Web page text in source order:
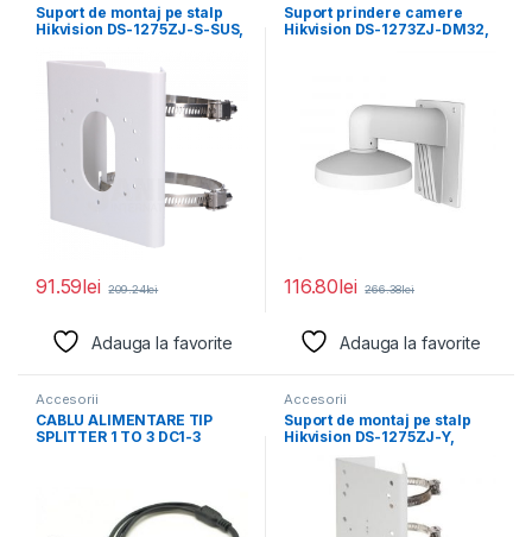
Suport de montaj pe stalp
Hikvision DS-1275ZJ-S-SUS,
91.59lei 209.24lei
Adauga la favorite
Suport prindere camere
Hikvision DS-1273ZJ-DM32,
116.80lei 266.38lei
Adauga la favorite
Accesorii
CABLU ALIMENTARE TIP
SPLITTER 1 TO 3 DC1-3
Accesorii
Suport de montaj pe stalp
Hikvision DS-1275ZJ-Y,
dimensiuni: 67 mm